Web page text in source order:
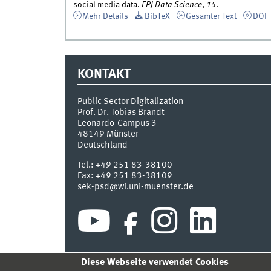
social media data. EPJ Data Science, 15.
Mehr Details
BibTeX Gesamter Text DOI
KONTAKT
Public Sector Digitalization
Prof. Dr. Tobias Brandt
Leonardo-Campus 3
48149 Münster
Deutschland
Tel.: +49 251 83-38100
Fax: +49 251 83-38109
sek-psd@wi.uni-muenster.de
INDEX SITEMAP KONTAKT ANMELDEN
Diese Webseite verwendet Cookies